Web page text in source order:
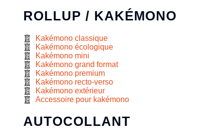
ROLLUP / KAKÉMONO
Kakémono classique
Kakémono écologique
Kakémono mini
Kakémono grand format
Kakémono premium
Kakémono recto-verso
Kakémono extérieur
Accessoire pour kakémono
AUTOCOLLANT